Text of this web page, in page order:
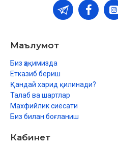
Маълумот
Биз ҳақимизда
Етказиб бериш
Қандай харид қилинади?
Талаб ва шартлар
Махфийлик сиёсати
Биз билан боғланиш
Кабинет